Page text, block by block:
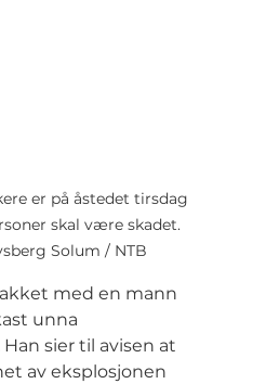
er på åstedet tirsdag
skal være skadet.
Solum / NTB
med en mann
unna
sier til avisen at
av eksplosjonen